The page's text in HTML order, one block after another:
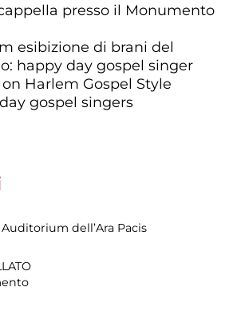
presso il Monumento
esibizione di brani del
happy day gospel singer
Harlem Gospel Style
gospel singers
Auditorium dell’Ara Pacis